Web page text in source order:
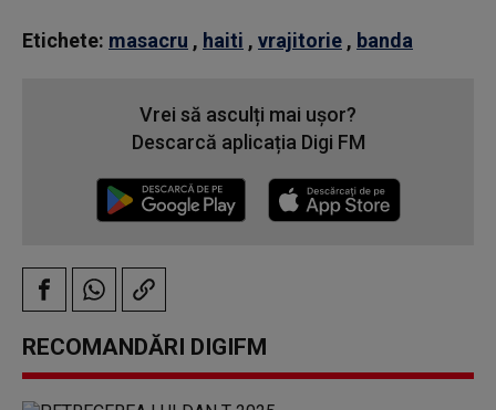
Etichete: masacru , haiti , vrajitorie , banda
Vrei să asculți mai ușor?
Descarcă aplicația Digi FM
RECOMANDĂRI DIGIFM